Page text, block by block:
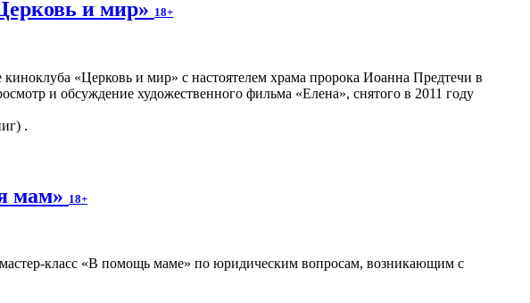
и мир» 18+
киноклуба «Церковь и мир» с настоятелем храма пророка Иоанна Предтечи в
и обсуждение художественного фильма «Елена», снятого в 2011 году
.
мам» 18+
класс «В помощь маме» по юридическим вопросам, возникающим с